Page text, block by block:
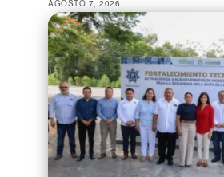
AGOSTO 7, 2026